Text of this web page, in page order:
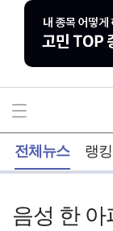
전체뉴스 랭
음성 한